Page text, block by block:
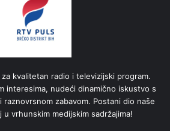
za kvalitetan radio i televizijski program.
interesima, nudeći dinamično iskustvo s
raznovrsnom zabavom. Postani dio naše
u vrhunskim medijskim sadržajima!